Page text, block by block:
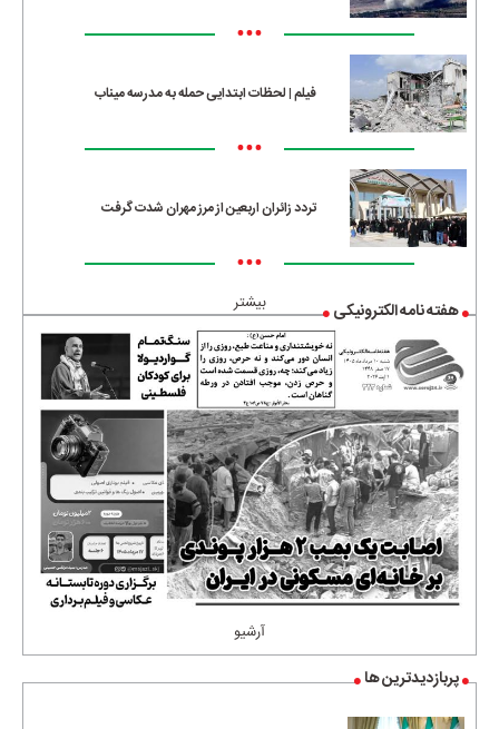
•••
فیلم | لحظات ابتدایی حمله به مدرسه میناب
•••
تردد زائران اربعین از مرز مهران شدت گرفت
•••
بیشتر هفته نامه الکترونیکی
آرشیو
پربازدیدترین ها